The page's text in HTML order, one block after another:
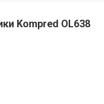
Kompred OL638